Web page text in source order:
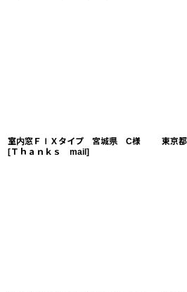
室内窓ＦＩＸタイプ 宮城県 C様
[Ｔｈａｎｋｓ mail]
東京